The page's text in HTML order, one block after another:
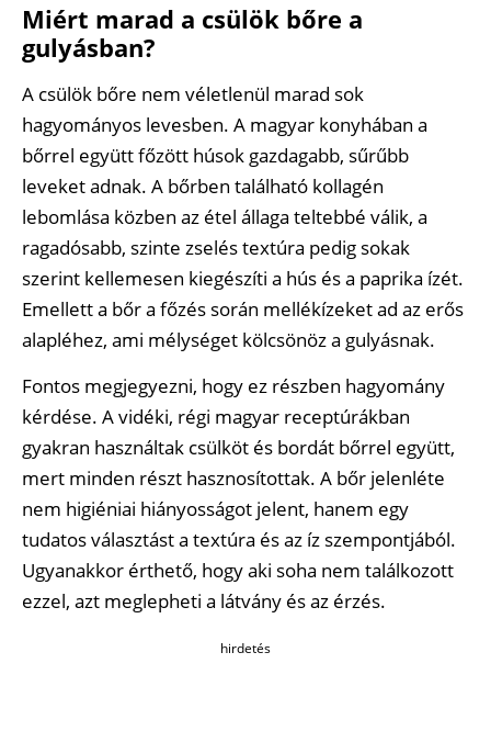
Miért marad a csülök bőre a
gulyásban?
A csülök bőre nem véletlenül marad sok
hagyományos levesben. A magyar konyhában a
bőrrel együtt főzött húsok gazdagabb, sűrűbb
leveket adnak. A bőrben található kollagén
lebomlása közben az étel állaga teltebbé válik, a
ragadósabb, szinte zselés textúra pedig sokak
szerint kellemesen kiegészíti a hús és a paprika ízét.
Emellett a bőr a főzés során mellékízeket ad az erős
alapléhez, ami mélységet kölcsönöz a gulyásnak.
Fontos megjegyezni, hogy ez részben hagyomány
kérdése. A vidéki, régi magyar receptúrákban
gyakran használtak csülköt és bordát bőrrel együtt,
mert minden részt hasznosítottak. A bőr jelenléte
nem higiéniai hiányosságot jelent, hanem egy
tudatos választást a textúra és az íz szempontjából.
Ugyanakkor érthető, hogy aki soha nem találkozott
ezzel, azt meglepheti a látvány és az érzés.
hirdetés